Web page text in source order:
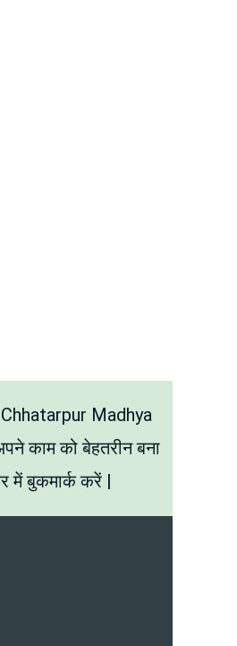
Madhya
काम को बेहतरीन बना
में बुकमार्क करें |